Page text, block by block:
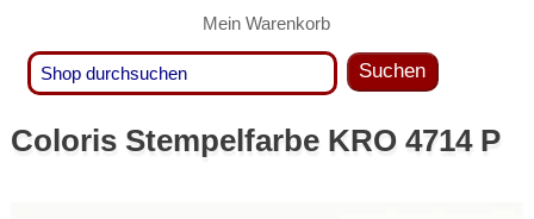
Mein Warenkorb
Suchen
Coloris Stempelfarbe KRO 4714 P